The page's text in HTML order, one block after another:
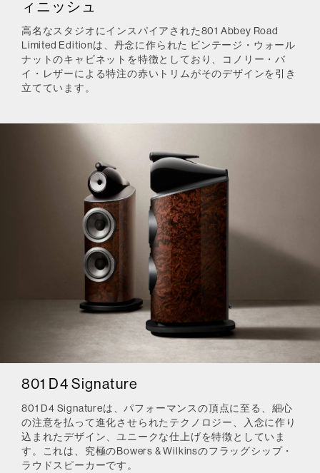
ィニッシュ
高名なスタジオにインスパイアされた801 Abbey Road
Limited Editionは、丹念に作られた ビンテージ・ウォール
ナットのキャビネットを特徴としており、コノリー・バ
イ・レザーによる特注の赤いトリムがそのデザインを引き
立てています。
801 D4 Signature
801 D4 Signatureは、パフォーマンスの頂点に至る、細心
の注意を払って進化させられたテクノロジー、入念に作り
込まれたデザイン、ユニークな仕上げを特徴としていま
す。これは、究極のBowers & Wilkinsのフラッグシップ・
ラウドスピーカーです。